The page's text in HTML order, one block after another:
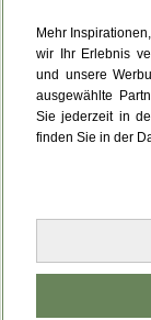
Mehr
wir Ihr Erlebnis
und unsere
ausgewählte
Sie jederzeit in
finden Sie in der